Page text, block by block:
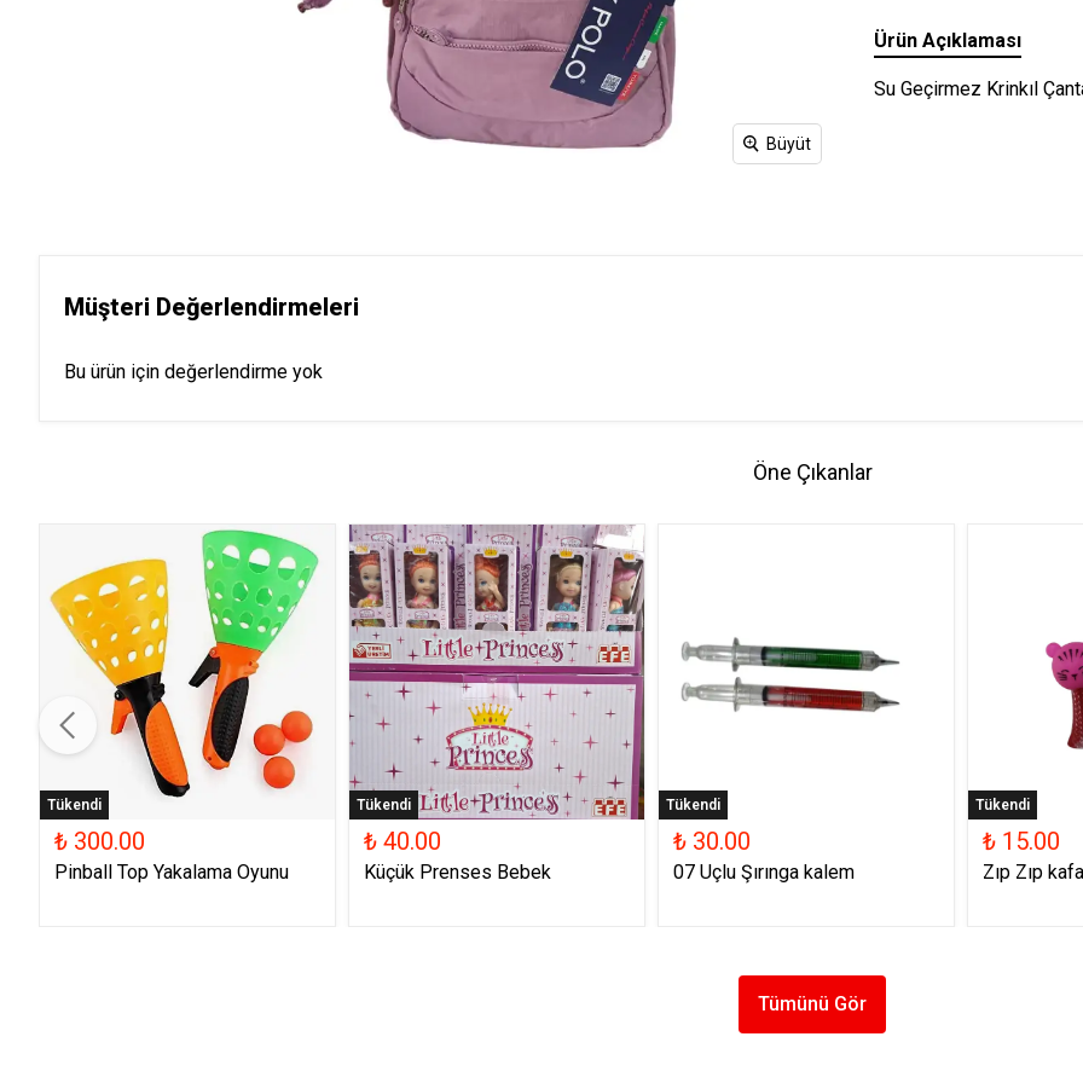
Büyüt
Ürün Açıklaması
Su Geçirmez Krinkıl
Müşteri Değerlendirmeleri
Bu ürün için değerlendirme yok
Öne Çıkanlar
Tükendi
₺ 300.00
Pinball Top Yakalama Oyunu
Tükendi
₺ 40.00
Küçük Prenses Bebek
Tükendi
₺ 30.00
07 Uçlu Şırınga kalem
Tükendi
₺ 15.00
Zıp Zıp
Tümünü Gör